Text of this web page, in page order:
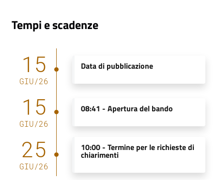
s
Tempi e scadenze
15
GIU/26
Data di pubblicazione
15
GIU/26
08:41 - Apertura del bando
25
GIU/26
10:00 - Termine per le richieste di
chiarimenti